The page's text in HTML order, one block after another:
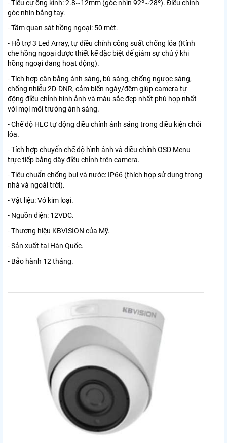
- Tiêu cự ống kính: 2.8~12mm (góc nhìn 92º~28º). Điều chỉnh
góc nhìn bằng tay.
- Tầm quan sát hồng ngoại: 50 mét.
- Hỗ trợ 3 Led Array, tự điều chỉnh công suất chống lóa (Kính
che hồng ngoại được thiết kế đặc biệt để giảm sự chú ý khi
hồng ngoại đang hoạt động).
- Tích hợp cân bằng ánh sáng, bù sáng, chống ngược sáng,
chống nhiễu 2D-DNR, cảm biến ngày/đêm giúp camera tự
động điều chỉnh hình ảnh và màu sắc đẹp nhất phù hợp nhất
với mọi môi trường ánh sáng.
- Chế độ HLC tự động điều chỉnh ánh sáng trong điều kiện chói
lóa.
- Tích hợp chuyển chế độ hình ảnh và điều chỉnh OSD Menu
trực tiếp bằng dây điều chỉnh trên camera.
- Tiêu chuẩn chống bụi và nước: IP66 (thích hợp sử dụng trong
nhà và ngoài trời).
- Vật liệu: Vỏ kim loại.
- Nguồn điện: 12VDC.
- Thương hiệu KBVISION của Mỹ.
- Sản xuất tại Hàn Quốc.
- Bảo hành 12 tháng.